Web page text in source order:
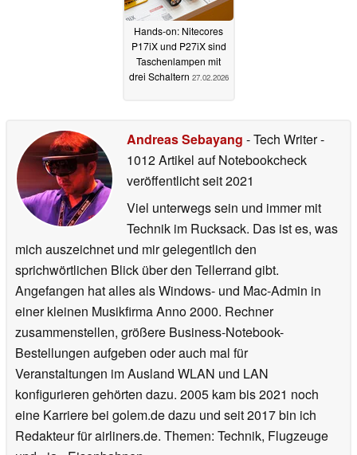
Hands-on: Nitecores
P17iX und P27iX sind
Taschenlampen mit
drei Schaltern 27.02.2026
Andreas Sebayang - Tech Writer-
1012 Artikel auf Notebookcheck
veröffentlichtseit 2021
Viel unterwegs sein und immer mit
Technik im Rucksack. Das ist es, was
mich auszeichnet und mir gelegentlich den
sprichwörtlichen Blick über den Tellerrand gibt.
Angefangen hat alles als Windows- und Mac-Admin in
einer kleinen Musikfirma Anno 2000. Rechner
zusammenstellen, größere Business-Notebook-
Bestellungen aufgeben oder auch mal für
Veranstaltungen im Ausland WLAN und LAN
konfigurieren gehörten dazu. 2005 kam bis 2021 noch
eine Karriere bei golem.de dazu und seit 2017 bin ich
Redakteur für airliners.de. Themen: Technik, Flugzeuge